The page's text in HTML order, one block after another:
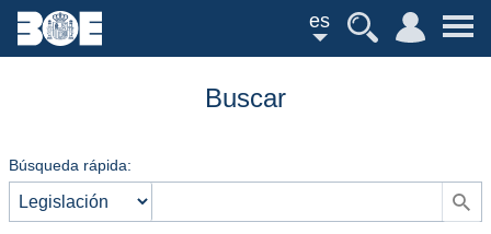
es
Buscar
Búsqueda rápida: